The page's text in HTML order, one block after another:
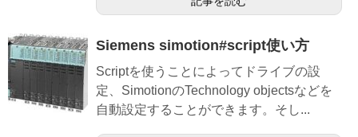
Siemens simotion#script使い方
Scriptを使うことによってドライブの設
定、SimotionのTechnology objectsなどを
自動設定することができます。そし...